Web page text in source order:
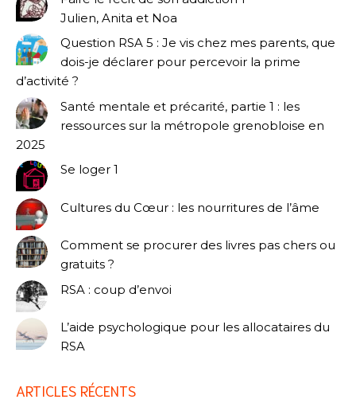
Julien, Anita et Noa
Question RSA 5 : Je vis chez mes parents, que
dois-je déclarer pour percevoir la prime
d’activité ?
Santé mentale et précarité, partie 1 : les
ressources sur la métropole grenobloise en
2025
Se loger 1
Cultures du Cœur : les nourritures de l’âme
Comment se procurer des livres pas chers ou
gratuits ?
RSA : coup d’envoi
L’aide psychologique pour les allocataires du
RSA
ARTICLES RÉCENTS